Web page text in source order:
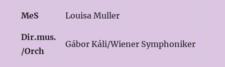
MeS Louisa Muller
Dir.mus.
/Orch
Gábor Káli/Wiener Symphoniker